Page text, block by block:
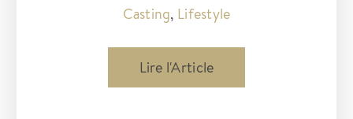
Casting, Lifestyle
appel
à
Lire l'Article